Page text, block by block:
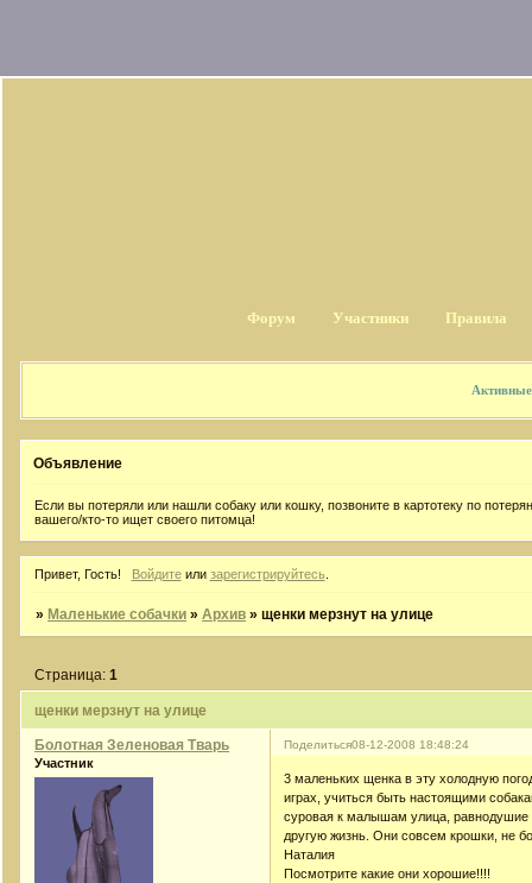
Форум Участники Правила
Объявление
Если вы потеряли или нашли собаку или кошку, позвоните в картотеку по
вашего/кто-то ищет своего питомца!
Привет, Гость! Войдитеили зарегистрируйтесь
» Маленькие собачки »Архив »щенки мерзнут на улице
щенки мерзнут на улице
Страница:1
Поделиться08-12-2008 18:48:24
Болотная Зеленовая Тварь
Участник
3 маленьких щенка в эту холодную
играх, учиться быть настоящими
суровая к малышам улица, равнодушие
другую жизнь. Они совсем крошки, не
Наталия
Посмотрите какие они хорошие!!!!